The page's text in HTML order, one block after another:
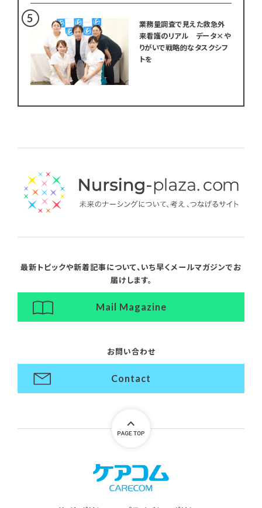
業務量調査で見えた救急外
来看護のリアル データ×や
りがいで戦略的なタスクシフ
トを
最新トピックや新着記事について、いち早くメールマガジンでお
届けします。
Mail Magazine
お問い合わせ
Contact